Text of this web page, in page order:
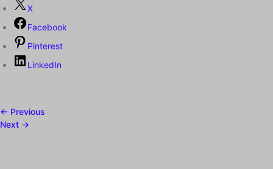
X
Facebook
Pinterest
LinkedIn
← Previous
Next →